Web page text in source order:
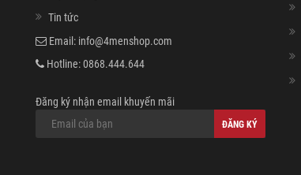
Tin tức
Email: info@4menshop.com
Hotline:0868.444.644
Đăng ký nhận email khuyến mãi
ĐĂNG KÝ